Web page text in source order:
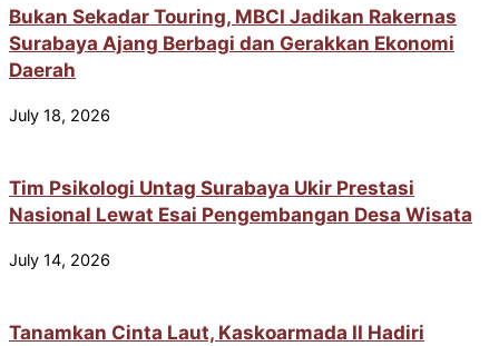
Bukan Sekadar Touring, MBCI Jadikan Rakernas
Surabaya Ajang Berbagi dan Gerakkan Ekonomi
Daerah
July 18, 2026
Tim Psikologi Untag Surabaya Ukir Prestasi
Nasional Lewat Esai Pengembangan Desa Wisata
July 14, 2026
Tanamkan Cinta Laut, Kaskoarmada II Hadiri